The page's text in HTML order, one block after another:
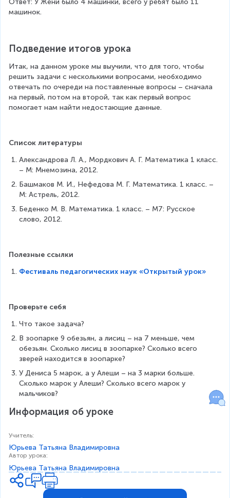
4
=
машинок.
Подведение итогов урока
Итак, на данном уроке мы выучили, что для того, чтобы
решить задачи с несколькими вопросами, необходимо
отвечать по очереди на поставленные вопросы – сначала
на первый, потом на второй, так как первый вопрос
помогает нам найти недостающие данные.
Список литературы
Александрова Л. А., Мордкович А. Г. Математика 1 класс.
– М: Мнемозина, 2012.
Башмаков М. И., Нефедова М. Г. Математика. 1 класс. –
М: Астрель, 2012.
Беденко М. В. Математика. 1 класс. – М7: Русское
слово, 2012.
Полезные ссылки
Фестиваль педагогических наук «Открытый урок»
Проверьте себя
Что такое задача?
В зоопарке 9 обезьян, а лисиц – на 7 меньше, чем
обезьян. Сколько лисиц в зоопарке? Сколько всего
зверей находится в зоопарке?
У Дениса 5 марок, а у Алеши – на 3 марки больше.
Сколько марок у Алеши? Сколько всего марок у
мальчиков?
Информация об уроке
Учитель:
Юрьева Татьяна Владимировна
Автор урока:
Юрьева Татьяна Владимировна